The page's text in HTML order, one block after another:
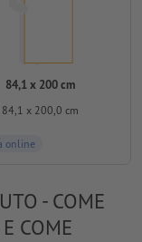
84,1 x 200 cm
84,1 x 200,0 cm
online
- COME
COME